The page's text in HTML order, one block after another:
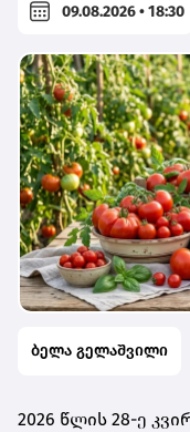
09.08.2026 • 18:30
ბელა გელაშვილი
2026 წლის 28-ე